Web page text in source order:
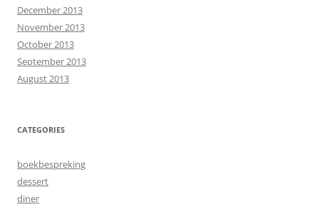
December 2013
November 2013
October 2013
September 2013
August 2013
CATEGORIES
boekbespreking
dessert
diner